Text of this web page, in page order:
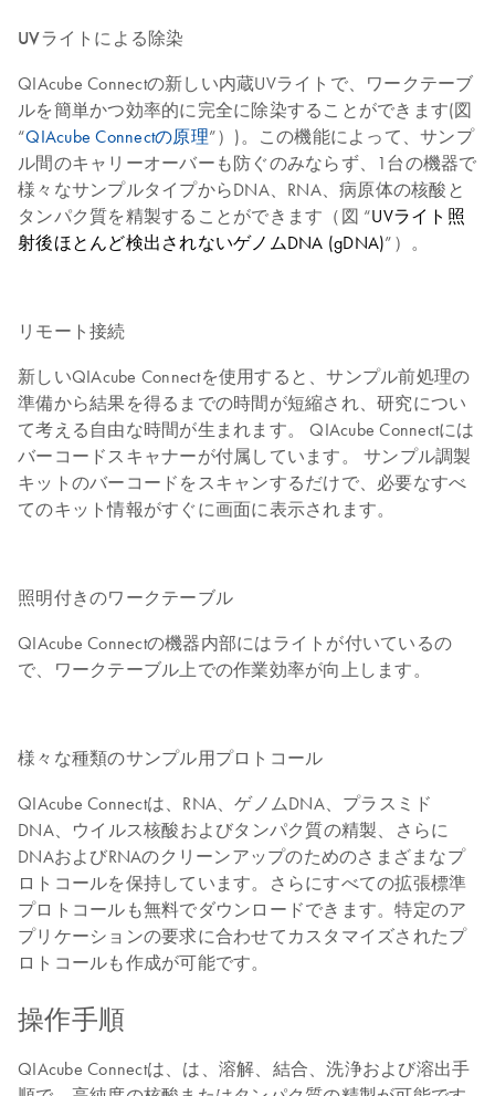
UVライトによる除染
QIAcube Connectの新しい内蔵UVライトで、ワークテーブ
ルを簡単かつ効率的に完全に除染することができます(図
“QIAcube Connectの原理”）)。この機能によって、サンプ
ル間のキャリーオーバーも防ぐのみならず、1台の機器で
様々なサンプルタイプからDNA、RNA、病原体の核酸と
タンパク質を精製することができます（図 “UVライト照
射後ほとんど検出されないゲノムDNA (gDNA)”）。
リモート接続
新しいQIAcube Connectを使用すると、サンプル前処理の
準備から結果を得るまでの時間が短縮され、研究につい
て考える自由な時間が生まれます。 QIAcube Connectには
バーコードスキャナーが付属しています。 サンプル調製
キットのバーコードをスキャンするだけで、必要なすべ
てのキット情報がすぐに画面に表示されます。
照明付きのワークテーブル
QIAcube Connectの機器内部にはライトが付いているの
で、ワークテーブル上での作業効率が向上します。
様々な種類のサンプル用プロトコール
QIAcube Connectは、RNA、ゲノムDNA、プラスミド
DNA、ウイルス核酸およびタンパク質の精製、さらに
DNAおよびRNAのクリーンアップのためのさまざまなプ
ロトコールを保持しています。さらにすべての拡張標準
プロトコールも無料でダウンロードできます。特定のア
プリケーションの要求に合わせてカスタマイズされたプ
ロトコールも作成が可能です。
操作手順
QIAcube Connectは、は、溶解、結合、洗浄および溶出手